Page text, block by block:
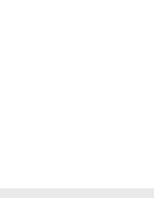
CRS-细胞因子释
PMC-Portfolio